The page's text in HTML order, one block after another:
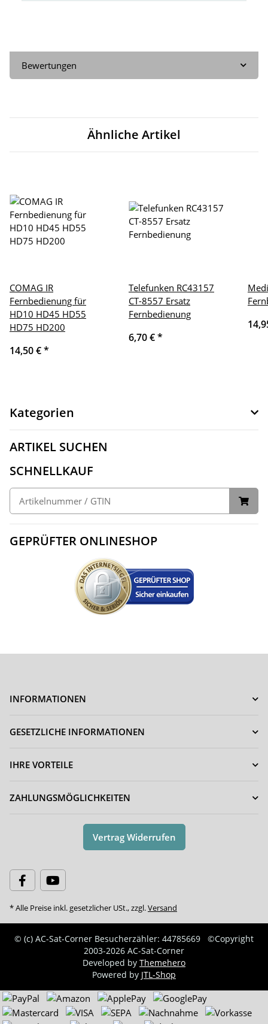
Bewertungen
Ähnliche Artikel
COMAG IR
Fernbedienung für
HD10 HD45 HD55
HD75 HD200
14,50 €*
Telefunken RC43157
CT-8557 Ersatz
Fernbedienung
6,70 €*
Kategorien
ARTIKEL SUCHEN
SCHNELLKAUF
GEPRÜFTER ONLINESHOP
INFORMATIONEN
GESETZLICHE INFORMATIONEN
IHRE VORTEILE
ZAHLUNGSMÖGLICHKEITEN
Vertrag Widerrufen
* Alle Preise inkl. gesetzlicher USt., zzgl.Versand
© (c) AC-Sat-Corner Besucherzähler: 44785669
©Copyright
2003-2026 AC-Sat-Corner
Developed by Themehero
Powered by JTL-Shop